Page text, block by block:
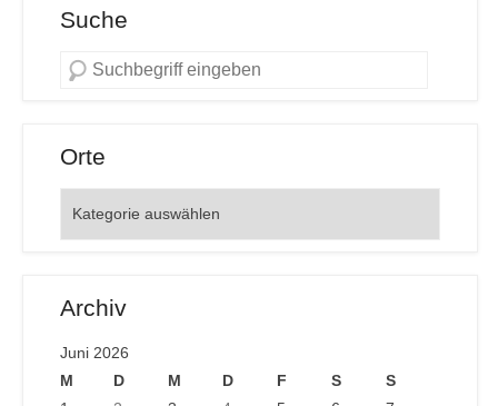
Suche
Orte
Archiv
Juni 2026
M
D M D F S
S